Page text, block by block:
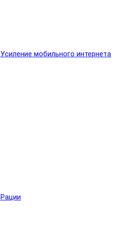
Усиление мобильного интернета
Рации